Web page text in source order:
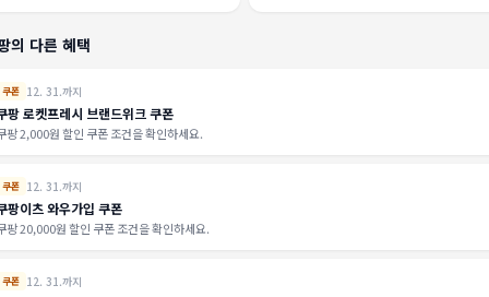
의 다른 혜택
쿠폰 12. 31.까지
팡 로켓프레시 브랜드위크 쿠폰
팡 2,000원 할인 쿠폰 조건을 확인하세요.
쿠폰 12. 31.까지
팡이츠 와우가입 쿠폰
팡 20,000원 할인 쿠폰 조건을 확인하세요.
쿠폰 12. 31.까지